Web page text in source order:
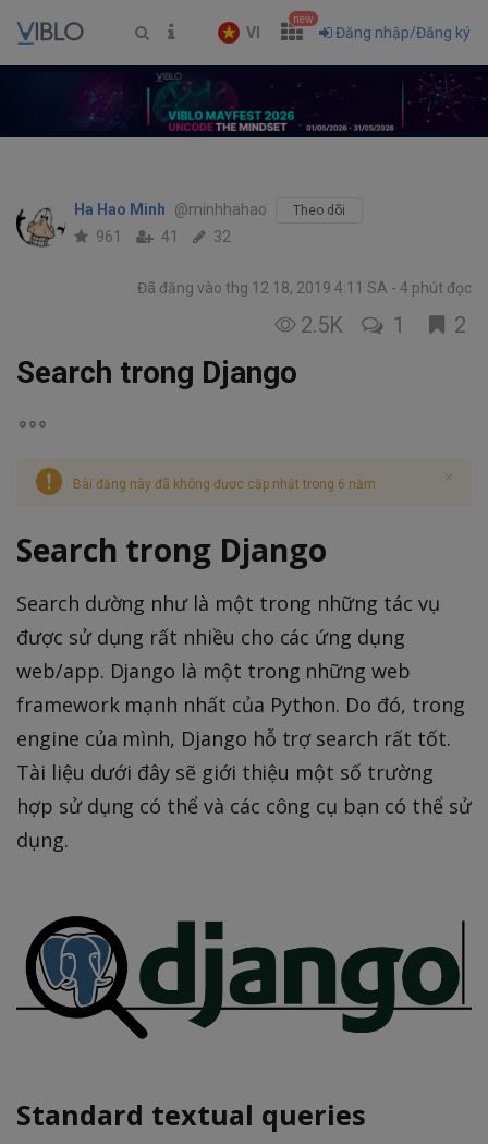
VI
new
Đăng nhập/Đăng ký
Ha Hao Minh @minhhahao Theo dõi
961 41 32
Đã đăng vào thg 12 18, 2019 4:11 SA 4 phút đọc
2.5K 1 2
Search trong Django
Bài đăng này đã không được cập nhật trong 6 năm
Search trong Django
Search dường như là một trong những tác vụ
được sử dụng rất nhiều cho các ứng dụng
web/app. Django là một trong những web
framework mạnh nhất của Python. Do đó, trong
engine của mình, Django hỗ trợ search rất tốt.
Tài liệu dưới đây sẽ giới thiệu một số trường
hợp sử dụng có thể và các công cụ bạn có thể sử
dụng.
Standard textual queries